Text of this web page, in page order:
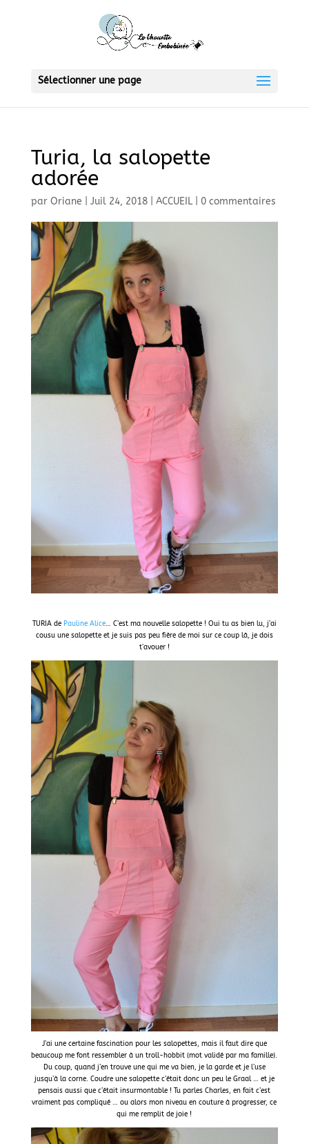
Sélectionner une page
Turia, la salopette
adorée
par Oriane Juil 24, 2018| ACCUEIL| 0 commentaires
TURIA de Pauline Alice… C’est ma nouvelle salopette ! Oui tu as bien lu, j’ai
cousu une salopette et je suis pas peu fière de moi sur ce coup là, je dois
t’avouer !
J’ai une certaine fascination pour les salopettes, mais il faut dire que
beaucoup me font ressembler à un troll-hobbit (mot validé par ma famille).
Du coup, quand j’en trouve une qui me va bien, je la garde et je l’use
jusqu’à la corne. Coudre une salopette c’était donc un peu le Graal … et je
pensais aussi que c’était insurmontable ! Tu parles Charles, en fait c’est
vraiment pas compliqué … ou alors mon niveau en couture à progresser, ce
qui me remplit de joie !